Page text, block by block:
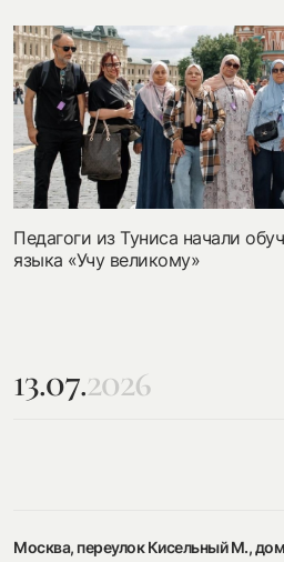
Педагоги из Туниса начали
языка «Учу великому»
13.07.2026
Москва, переулок Кисельный М., дом